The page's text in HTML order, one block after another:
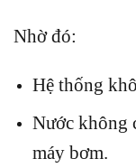
Nhờ đó:
Hệ thống
Nước không
máy bơm.